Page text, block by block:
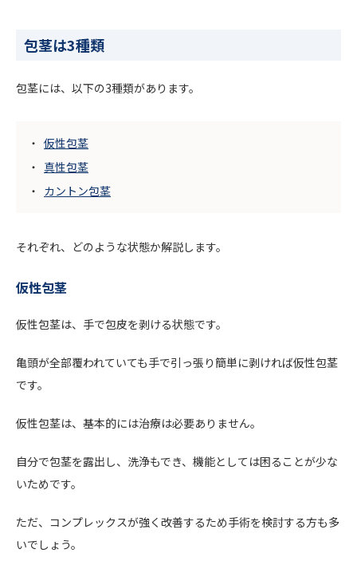
包茎は3種類
包茎には、以下の3種類があります。
仮性包茎
真性包茎
カントン包茎
それぞれ、どのような状態か解説します。
仮性包茎
仮性包茎は、手で包皮を剥ける状態です。
亀頭が全部覆われていても手で引っ張り簡単に剥ければ仮性包茎
です。
仮性包茎は、基本的には治療は必要ありません。
自分で包茎を露出し、洗浄もでき、機能としては困ることが少な
いためです。
ただ、コンプレックスが強く改善するため手術を検討する方も多
いでしょう。